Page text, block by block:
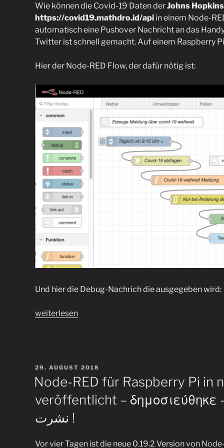
Wie können die Covid-19 Daten derJohns
https://covid19.mathdro.id/api in einem Node-
automatisch eine Pushover Nachricht an das
Twitter ist schnell gemacht. Auf einem Raspberry
Hier der Node-RED Flow, der dafür nötig ist:
Und hier die Debug-Nachrich die ausgegeben wird:
„Wie
Daten
per
Node-
an
und
weiterlesen
VERÖFFENTLICHT
AM
29. AUGUST 2018
Node-RED für Raspberry Pi in
veröffentlicht – δημοσιεύθηκε
نشرت !
Vor vier Tagen ist die neue 0.19.2 Version von